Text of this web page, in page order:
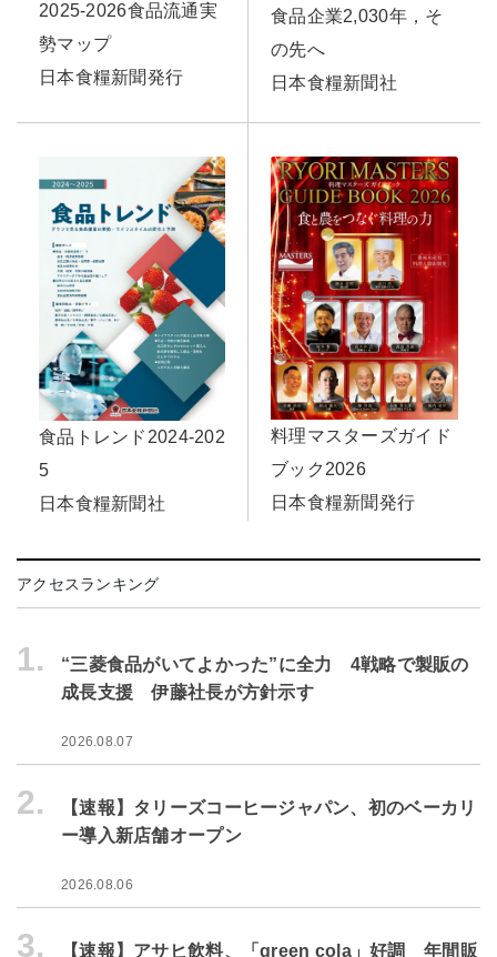
2025-2026食品流通実
勢マップ
日本食糧新聞発行
食品企業2,030年，そ
の先へ
日本食糧新聞社
食品トレンド2024-202
5
日本食糧新聞社
料理マスターズガイド
ブック2026
日本食糧新聞発行
アクセスランキング
1.
“三菱食品がいてよかった”に全力 4戦略で製販の
成長支援 伊藤社長が方針示す
2026.08.07
2.
【速報】タリーズコーヒージャパン、初のベーカリ
ー導入新店舗オープン
2026.08.06
3.
【速報】アサヒ飲料、「green cola」好調 年間販